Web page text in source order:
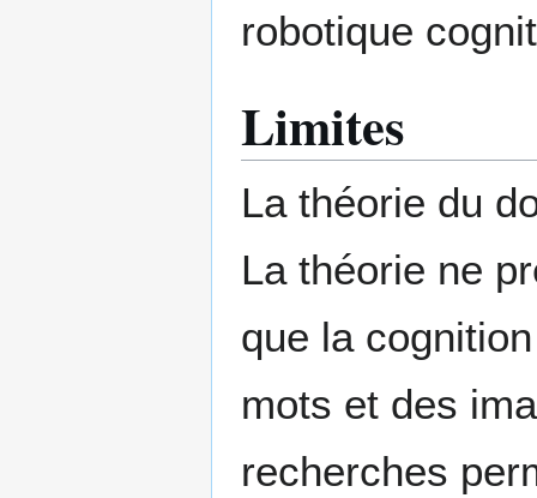
robotique
Limites
La théorie du
La théorie ne
que la
mots et des
recherches